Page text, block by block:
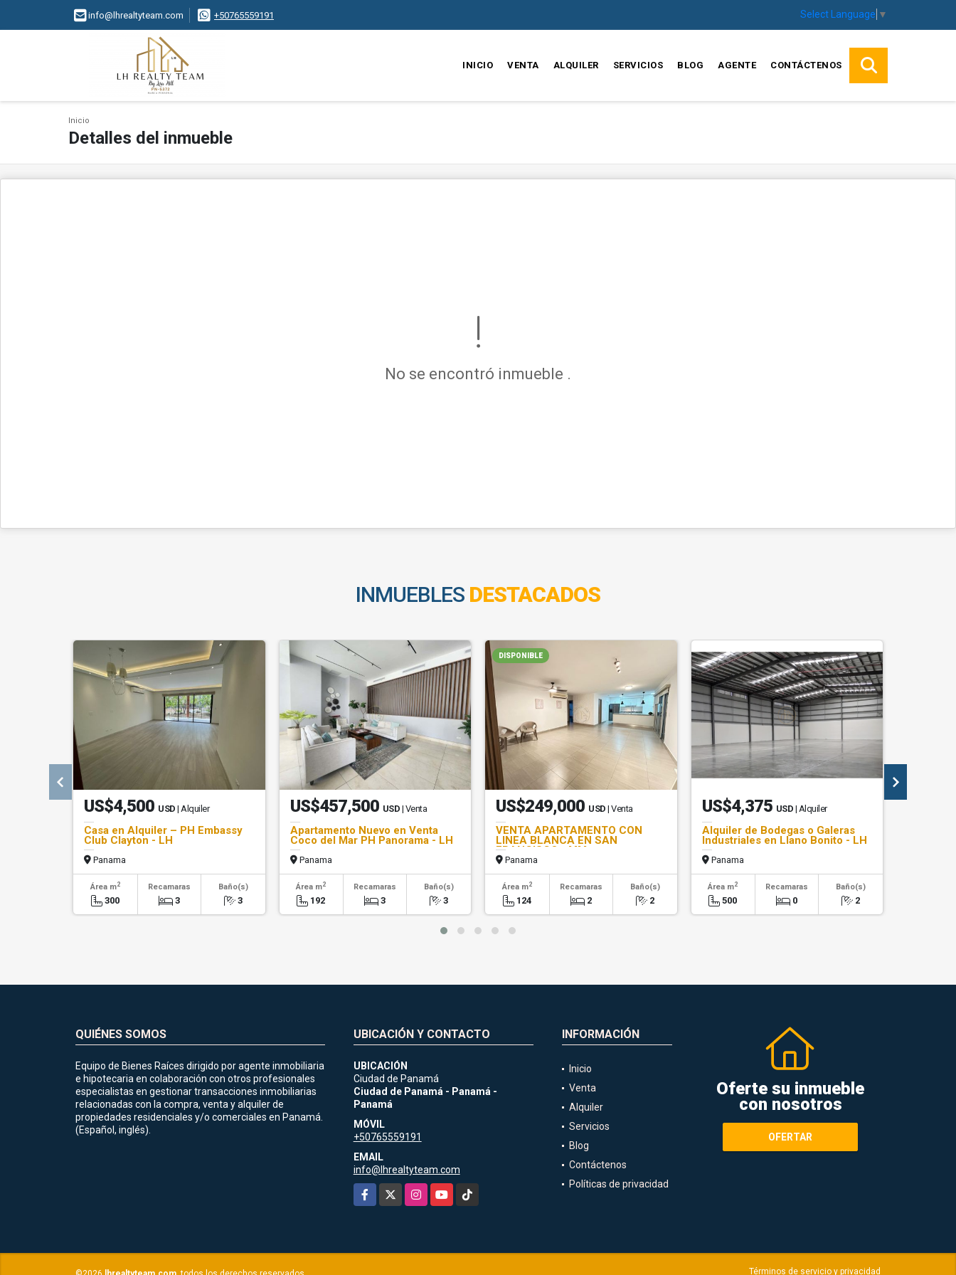
info@lhrealtyteam.com +50765559191 Select Language ▼
INICIO VENTA ALQUILER SERVICIOS BLOG AGENTE CONTÁCTENOS
Inicio
Detalles del inmueble
No se encontró inmueble .
INMUEBLES DESTACADOS
US$4,500 USD | Alquiler
Casa en Alquiler – PH Embassy
Club Clayton - LH
Panama
Área m2
300
Recamaras
3
Baño(s)
3
US$457,500 USD | Venta
Apartamento Nuevo en Venta
Coco del Mar PH Panorama - LH
Panama
Área m2
192
Recamaras
3
Baño(s)
3
DISPONIBLE
US$249,000 USD | Venta
VENTA APARTAMENTO CON
LINEA BLANCA EN SAN
FRANCISCO - MM
Panama
Área m2
124
Recamaras
2
Baño(s)
2
US$4,375 USD | Alquiler
Alquiler de Bodegas o Galeras
Industriales en Llano Bonito - LH
Panama
Área m2
500
Recamaras
0
Baño(s)
2
QUIÉNES SOMOS
Equipo de Bienes Raíces dirigido por agente inmobiliaria
e hipotecaria en colaboración con otros profesionales
especialistas en gestionar transacciones inmobiliarias
relacionadas con la compra, venta y alquiler de
propiedades residenciales y/o comerciales en Panamá.
(Español, inglés).
UBICACIÓN Y CONTACTO
UBICACIÓN
Ciudad de Panamá
Ciudad de Panamá - Panamá -
Panamá
MÓVIL
+50765559191
EMAIL
info@lhrealtyteam.com
Facebook
InstagramYouTubeTikTok
INFORMACIÓN
Inicio
Venta
Alquiler
Servicios
Blog
Contáctenos
Políticas de privacidad
Oferte su inmueble
con nosotros
OFERTAR
Términos de servicio y privacidad